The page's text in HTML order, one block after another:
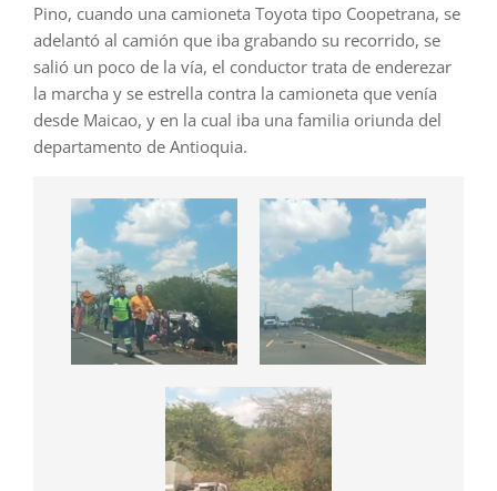
Pino, cuando una camioneta Toyota tipo Coopetrana, se
adelantó al camión que iba grabando su recorrido, se
salió un poco de la vía, el conductor trata de enderezar
la marcha y se estrella contra la camioneta que venía
desde Maicao, y en la cual iba una familia oriunda del
departamento de Antioquia.